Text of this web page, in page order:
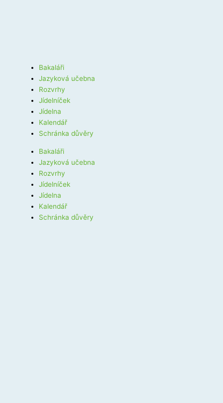
Bakaláři
Jazyková učebna
Rozvrhy
Jídelníček
Jídelna
Kalendář
Schránka důvěry
Bakaláři
Jazyková učebna
Rozvrhy
Jídelníček
Jídelna
Kalendář
Schránka důvěry